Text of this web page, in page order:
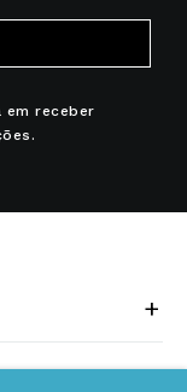
em receber
+